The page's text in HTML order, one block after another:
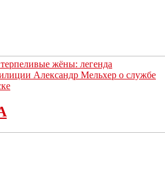
жёны: легенда
Александр Мельхер о службе